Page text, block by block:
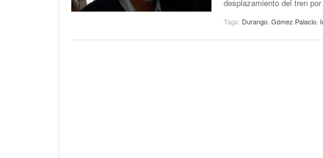
desplazamiento del tren
Tags: Durango Gómez Palacio